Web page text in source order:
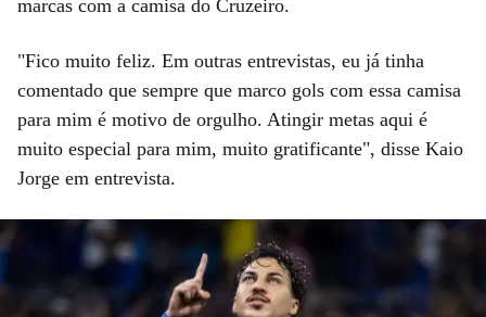
marcas com a camisa do Cruzeiro.
"Fico muito feliz. Em outras entrevistas, eu já tinha
comentado que sempre que marco gols com essa camisa
para mim é motivo de orgulho. Atingir metas aqui é
muito especial para mim, muito gratificante", disse Kaio
Jorge em entrevista.